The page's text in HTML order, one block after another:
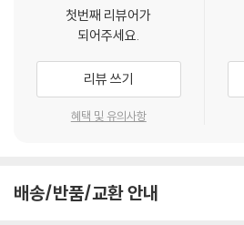
첫번째 리뷰어가
되어주세요.
리뷰 쓰기
혜택 및 유의사항
배송/반품/교환 안내